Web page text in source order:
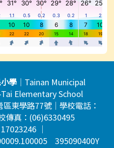
學｜Tainan Municipal
Elementary School
東學路77號｜學校電話：
傳真：(06)6330495
｜
395090400Y